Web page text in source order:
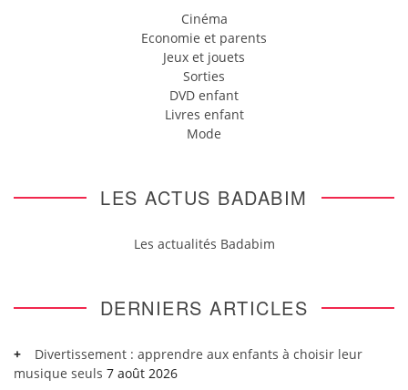
Cinéma
Economie et parents
Jeux et jouets
Sorties
DVD enfant
Livres enfant
Mode
LES ACTUS BADABIM
Les actualités Badabim
DERNIERS ARTICLES
Divertissement : apprendre aux enfants à choisir leur
musique seuls 7 août 2026